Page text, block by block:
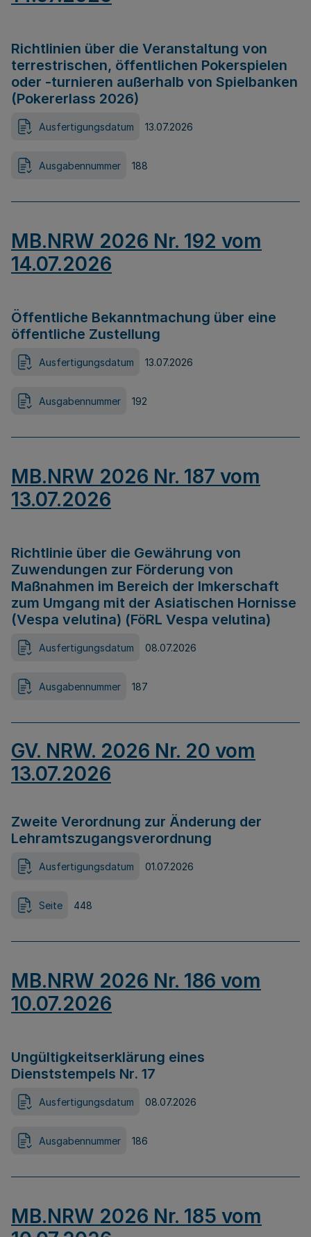
Richtlinien über die Veranstaltung von
terrestrischen, öffentlichen Pokerspielen
oder -turnieren außerhalb von Spielbanken
(Pokererlass 2026)
Ausfertigungsdatum 13.07.2026
Ausgabennummer 188
MB.NRW 2026 Nr. 192 vom
14.07.2026
Öffentliche Bekanntmachung über eine
öffentliche Zustellung
Ausfertigungsdatum 13.07.2026
Ausgabennummer 192
MB.NRW 2026 Nr. 187 vom
13.07.2026
Richtlinie über die Gewährung von
Zuwendungen zur Förderung von
Maßnahmen im Bereich der Imkerschaft
zum Umgang mit der Asiatischen Hornisse
(Vespa velutina) (FöRL Vespa velutina)
Ausfertigungsdatum 08.07.2026
Ausgabennummer 187
GV. NRW. 2026 Nr. 20 vom
13.07.2026
Zweite Verordnung zur Änderung der
Lehramtszugangsverordnung
Ausfertigungsdatum 01.07.2026
Seite 448
MB.NRW 2026 Nr. 186 vom
10.07.2026
Ungültigkeitserklärung eines
Dienststempels Nr. 17
Ausfertigungsdatum 08.07.2026
Ausgabennummer 186
MB.NRW 2026 Nr. 185 vom